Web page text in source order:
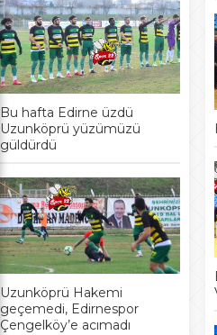
Bu hafta Edirne üzdü
Uzunköprü yüzümüzü
güldürdü
Uzunköprü Hakemi
geçemedi, Edirnespor
Çengelköy’e acımadı